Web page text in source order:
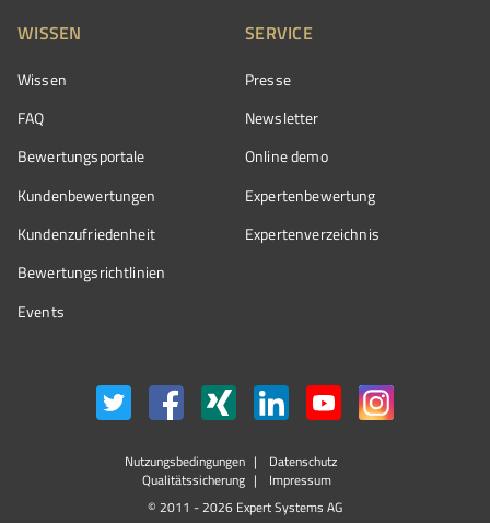
WISSEN
Wissen
FAQ
Bewertungsportale
Kundenbewertungen
Kundenzufriedenheit
Bewertungs­richtlinien
Events
SERVICE
Presse
Newsletter
Online demo
Expertenbewertung
Expertenverzeichnis
Nutzungsbedingungen
Datenschutz
Qualitätssicherung
Impressum
© 2011 - 2026 Expert Systems AG